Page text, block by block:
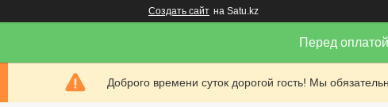
Создать сайт на Satu.kz
Перед
Доброго времени суток дорогой гость! Мы